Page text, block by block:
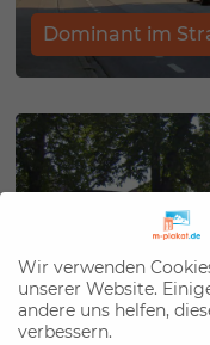
Dominant im
Wir verwenden
unserer Website.
andere uns helfen,
verbessern.